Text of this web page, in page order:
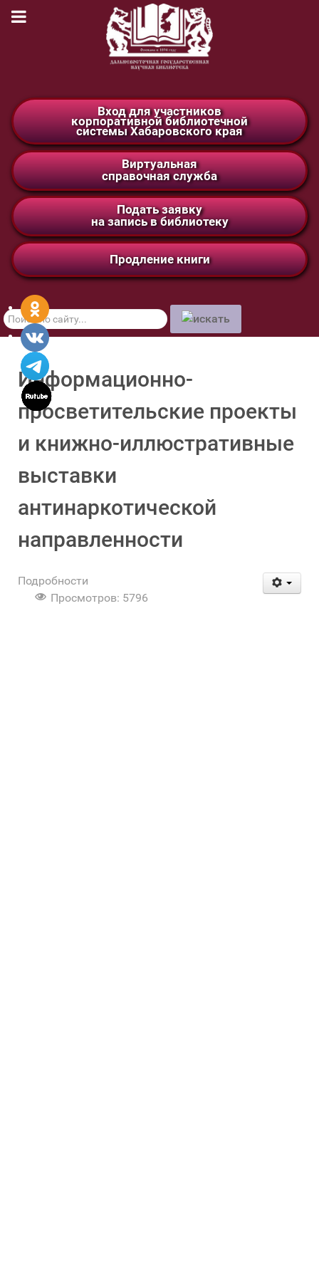
Вход для участников
корпоративной библиотечной
системы Хабаровского края
Виртуальная
справочная служба
Подать заявку
на запись в библиотеку
Продление книги
Поиск
по
сайту
Информационно-
просветительские проекты
и книжно-иллюстративные
выставки
антинаркотической
направленности
Подробности
Просмотров: 5796